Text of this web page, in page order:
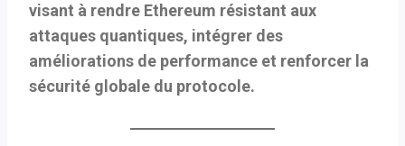
visant à rendre Ethereum résistant aux
attaques quantiques, intégrer des
améliorations de performance et renforcer la
sécurité globale du protocole.